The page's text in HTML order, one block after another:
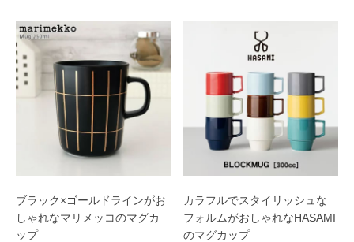
ブラック×ゴールドラインがお
しゃれなマリメッコのマグカ
ップ
カラフルでスタイリッシュな
フォルムがおしゃれなHASAMI
のマグカップ